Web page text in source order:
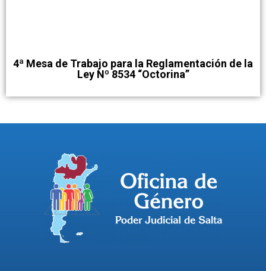
4ª Mesa de Trabajo para la Reglamentación de la
Ley Nº 8534 “Octorina”